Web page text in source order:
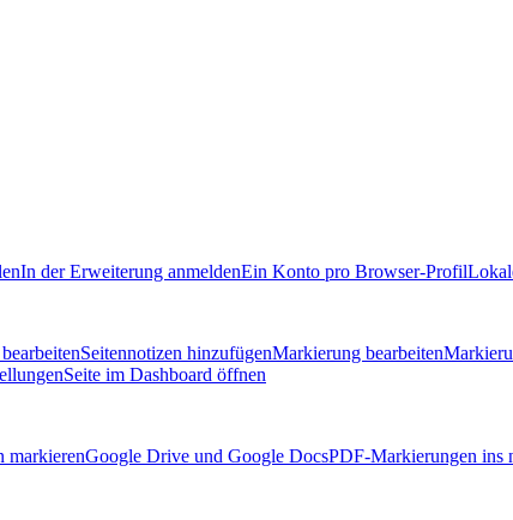
In der Erweiterung anmeldenEin Konto pro Browser-Profil
Seitennotizen hinzufügenMarkierung bearbeiten
Seite im Dashboard öffnen
markierenGoogle Drive und Google DocsPDF-Markierungen ins